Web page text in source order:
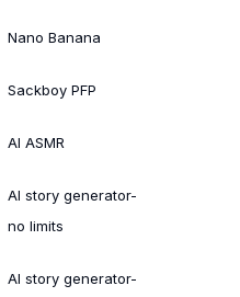
Nano Banana
Sackboy PFP
AI ASMR
AI story generator-
no limits
AI story generator-